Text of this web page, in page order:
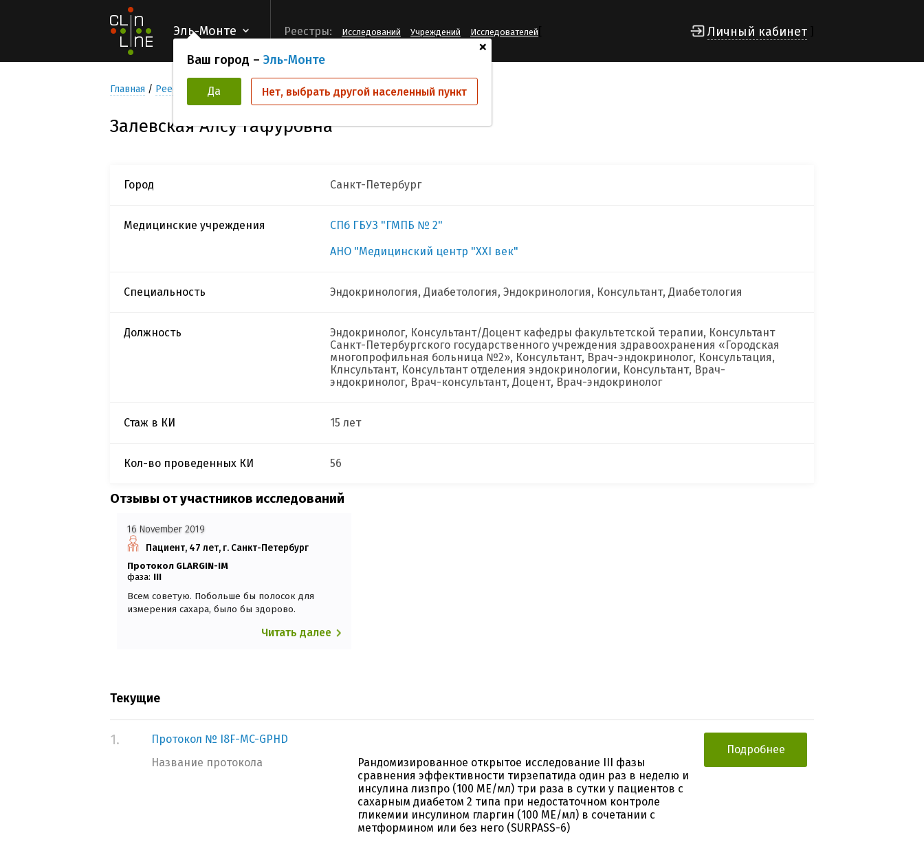
Эль-Монте
+
Ваш город – Эль-Монте
Да Нет, выбрать другой населенный пункт
Реестры: Исследований Учреждений Исследователей Личный кабинет
Главная Реестр Исследователей Залевская Алсу Гафуровна
Залевская Алсу Гафуровна
Город Санкт-Петербург
Медицинские учреждения
СПб ГБУЗ "ГМПБ № 2"
АНО "Медицинский центр "XXI век"
Специальность Эндокринология, Диабетология, Эндокринология, Консультант, Диабетология
Должность
Эндокринолог, Консультант/Доцент кафедры факультетской терапии, Консультант
Санкт-Петербургского государственного учреждения здравоохранения «Городская
многопрофильная больница №2», Консультант, Врач-эндокринолог, Консультация,
Клнсультант, Консультант отделения эндокринологии, Консультант, Врач-
эндокринолог, Врач-консультант, Доцент, Врач-эндокринолог
Стаж в КИ 15 лет
Кол-во проведенных КИ 56
Отзывы от участников исследований
16 November 2019
Пациент, 47 лет, г. Санкт-Петербург
Протокол GLARGIN-IM
фаза: III
Всем советую. Побольше бы полосок для
измерения сахара, было бы здорово.
Читать далее
Текущие
1.
Протокол № I8F-MC-GPHD
Название протокола
Рандомизированное открытое исследование III фазы
сравнения эффективности тирзепатида один раз в неделю и
инсулина лизпро (100 МЕ/мл) три раза в сутки у пациентов с
сахарным диабетом 2 типа при недостаточном контроле
гликемии инсулином гларгин (100 МЕ/мл) в сочетании с
метформином или без него (SURPASS-6)
Подробнее